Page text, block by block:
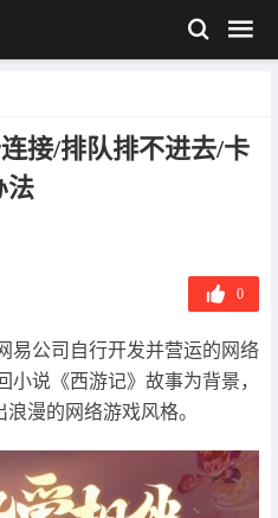
接/排队排不进去/卡
法
0
易公司自行开发并营运的网络
小说《西游记》故事为背景，
漫的网络游戏风格。